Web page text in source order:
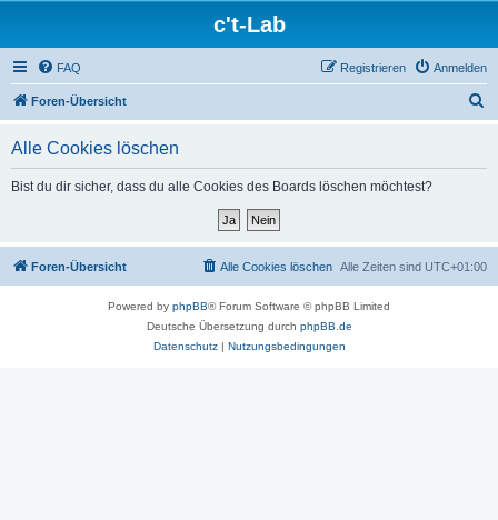
c't-Lab
FAQ Anmelden
Registrieren
Foren-Übersicht
Alle Cookies löschen
Bist du dir sicher, dass du alle Cookies des Boards löschen möchtest?
Foren-Übersicht Alle Zeiten sind UTC+01:00
Alle Cookies löschen
Powered by phpBB® Forum Software © phpBB Limited
Deutsche Übersetzung durch phpBB.de
Datenschutz| Nutzungsbedingungen